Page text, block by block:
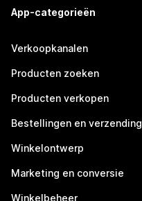
App-categorieën
Verkoopkanalen
Producten zoeken
Producten verkopen
Bestellingen en verzending
Winkelontwerp
Marketing en conversie
Winkelbeheer